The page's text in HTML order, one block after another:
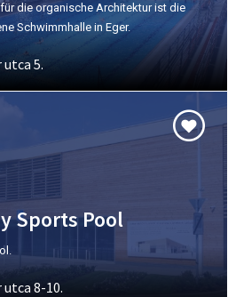
die organische Architektur ist die
Schwimmhalle in Eger.
utca 5.
Sports Pool
utca 8-10.